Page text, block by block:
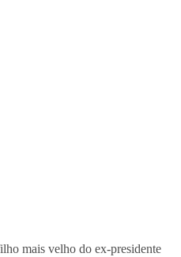
mais velho do ex-presidente